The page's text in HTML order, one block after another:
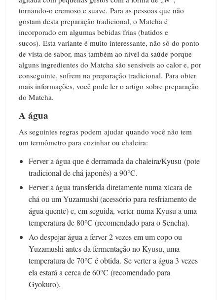
tornando-o cremoso e suave. Para as pessoas que não
gostam desta preparação tradicional, o Matcha é
incorporado em algumas bebidas frias (batidos e
sucos). Esta variante é muito interessante, não só do ponto
de vista de sabor, mas também ao nível da saúde porque
alguns ingredientes do Matcha são sensíveis ao calor e, por
conseguinte, sofrem na preparação tradicional. Para obter
mais informações, você pode ler o artigo sobre preparação
do Matcha.
A água
As seguintes regras podem ajudar quando você não tem
um termômetro para cozinhar ou chaleira:
Ferver a água que é derramada da chaleira/Kyusu (pote
tradicional de chá japonês) a 90°C.
Ferver a água transferida diretamente numa xícara de
chá ou um Yuzamushi (acessório para resfriamento de
água quente) e, em seguida, verter numa Kyusu a uma
temperatura de 80°C (recomendado para o Sencha).
Ao despejar água a ferver 2 vezes em um copo ou
Yuzamushi antes da fermentação no Kyusu, uma
temperatura de 70°C é obtida. Se verter a água 3 vezes
ela estará a cerca de 60°C (recomendado para
Gyokuro).